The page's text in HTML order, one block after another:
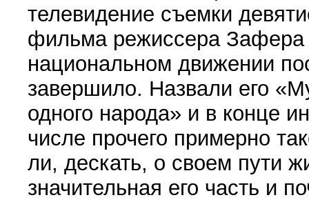
телевидение съемки
филь­ма режиссера Зафера
национальном движении
завершило. Назвали его
одного народа» и в конце
числе прочего примерно
ли, дескать, о своем пути
значительная его часть и